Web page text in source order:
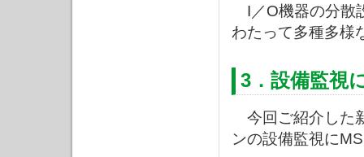
I／O機器の分散
わたって多種多様
3．設備監視
今回ご紹介した
ンの設備監視に